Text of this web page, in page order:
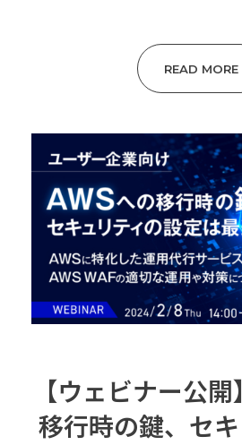
READ MORE
【ウェビナー公
移行時の鍵、セ